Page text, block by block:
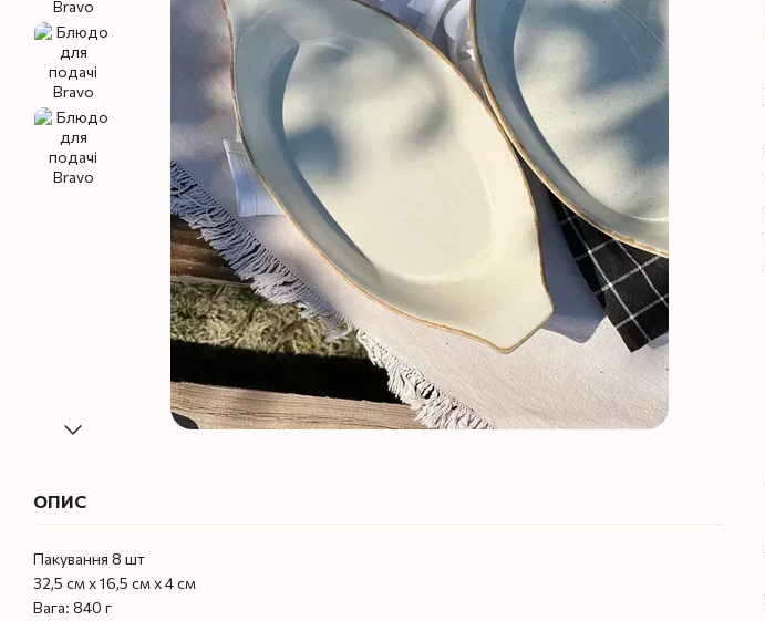
ОПИС
Пакування 8 шт
32,5 см х 16,5 см х 4 см
Вага: 840 г